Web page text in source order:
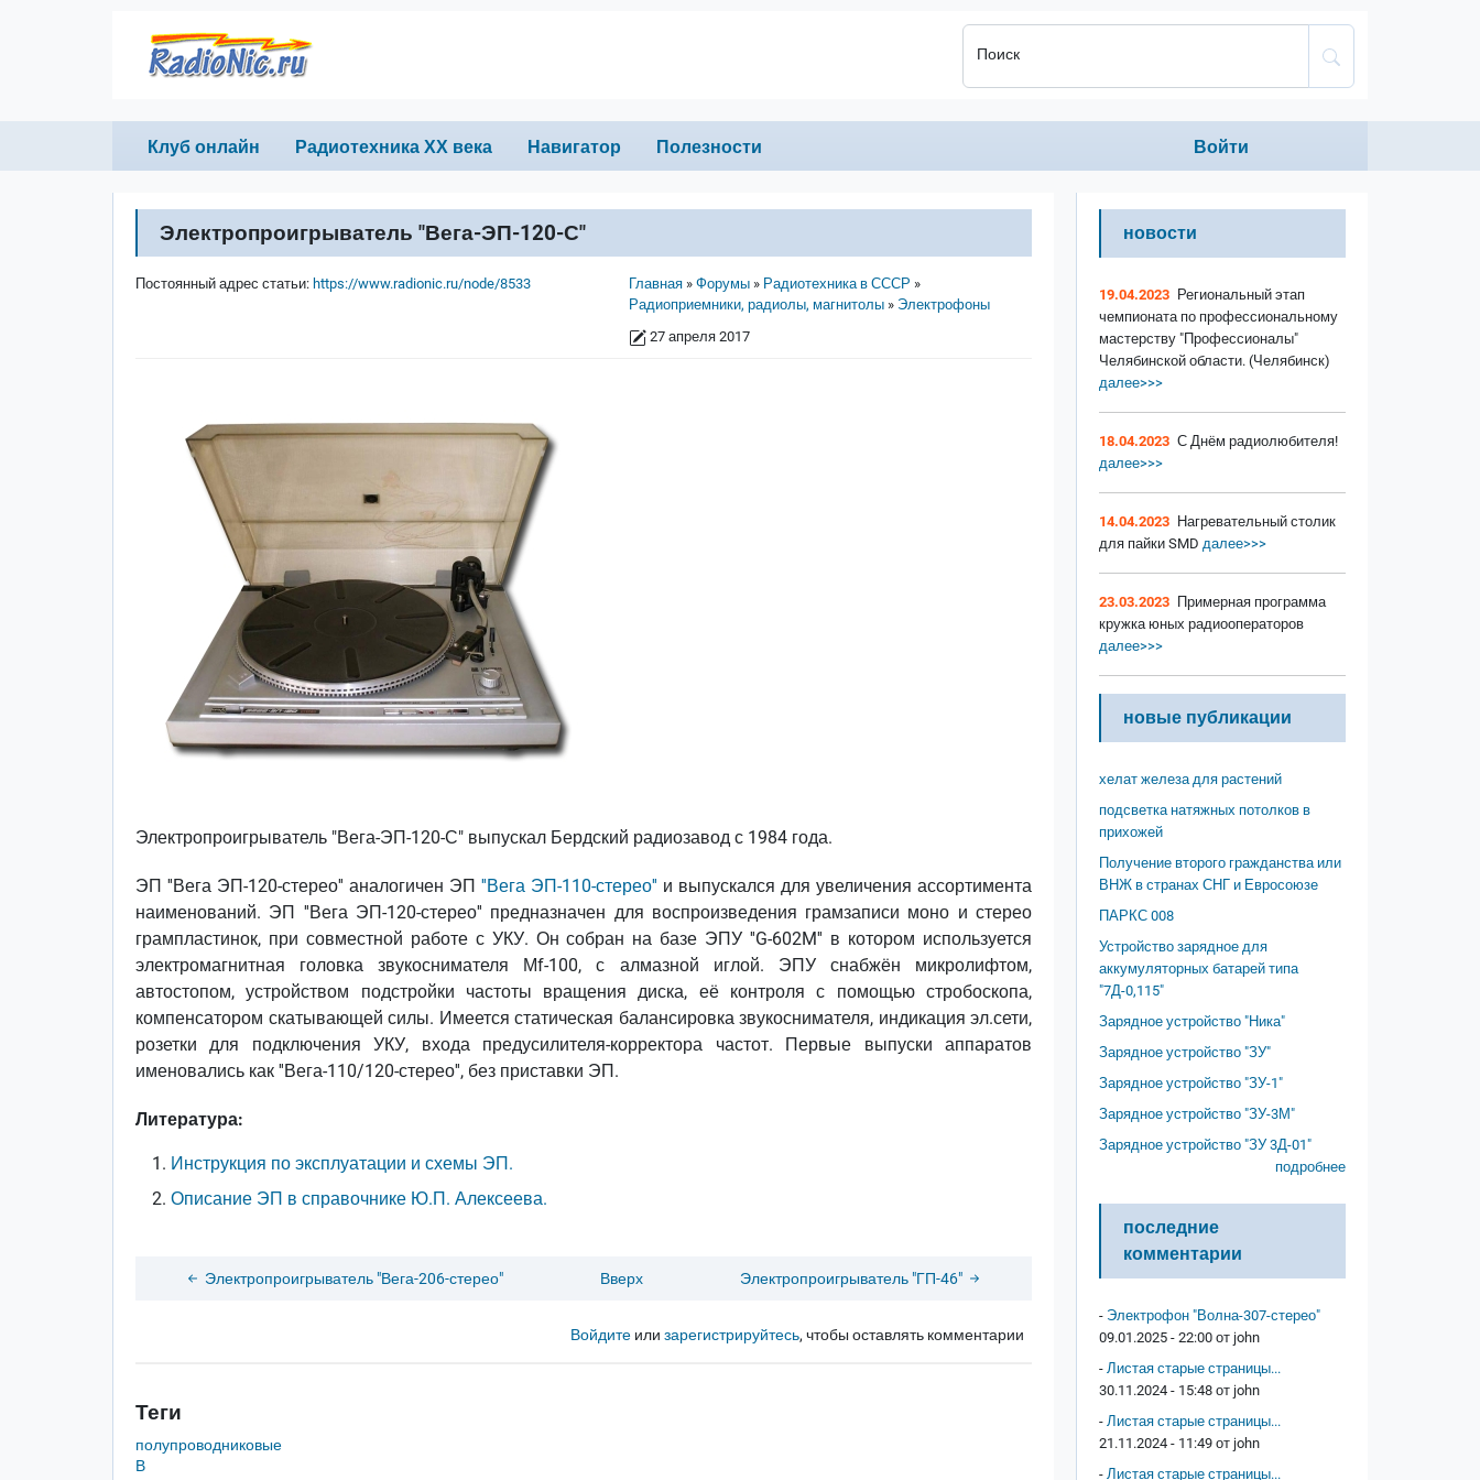
Поиск
Primary links
Клуб онлайн Радиотехника ХХ века Навигатор Полезности
Anonumous menu
Войти
Электропроигрыватель "Вега-ЭП-120-С"
Строка навигации
Главная Форумы
Радиотехника в СССР
Радиоприемники, радиолы, магнитолы
Электрофоны
27 апреля 2017
Постоянный адрес статьи: https://www.radionic.ru/node/8533
Электропроигрыватель "Вега-ЭП-120-С" выпускал Бердский радиозавод с 1984 года.
ЭП ''Вега ЭП-120-стерео'' аналогичен ЭП ''Вега ЭП-110-стерео'' и выпускался для увеличения ассортимента
наименований. ЭП ''Вега ЭП-120-стерео'' предназначен для воспроизведения грамзаписи моно и стерео
грампластинок, при совместной работе с УКУ. Он собран на базе ЭПУ ''G-602M'' в котором используется
электромагнитная головка звукоснимателя Мf-100, с алмазной иглой. ЭПУ снабжён микролифтом,
автостопом, устройством подстройки частоты вращения диска, её контроля с помощью стробоскопа,
компенсатором скатывающей силы. Имеется статическая балансировка звукоснимателя, индикация эл.сети,
розетки для подключения УКУ, входа предусилителя-корректора частот. Первые выпуски аппаратов
именовались как ''Вега-110/120-стерео'', без приставки ЭП.
Литература:
Инструкция по эксплуатации и схемы ЭП.
Описание ЭП в справочнике Ю.П. Алексеева.
Электропроигрыватель "Вега-206-стерео" Вверх Электропроигрыватель "ГП-46"
Войдитеили зарегистрируйтесь, чтобы оставлять комментарии
Теги
полупроводниковые
В
новости
19.04.2023 Региональный этап
чемпионата по профессиональному
мастерству "Профессионалы"
Челябинской области. (Челябинск)
далее>>>
18.04.2023 С Днём радиолюбителя!
далее>>>
14.04.2023 Нагревательный столик
для пайки SMD далее>>>
23.03.2023 Примерная программа
кружка юных радиооператоров
далее>>>
новые публикации
хелат железа для растений
подсветка натяжных потолков в
прихожей
Получение второго гражданства или
ВНЖ в странах СНГ и Евросоюзе
ПАРКС 008
Устройство зарядное для
аккумуляторных батарей типа
"7Д-0,115"
Зарядное устройство "Ника"
Зарядное устройство "ЗУ"
Зарядное устройство "ЗУ-1"
Зарядное устройство "ЗУ-3М"
Зарядное устройство "ЗУ 3Д-01"
подробнее
последние
комментарии
- Электрофон "Волна-307-стерео"
09.01.2025 - 22:00 от john
- Листая старые страницы...
30.11.2024 - 15:48 от john
- Листая старые страницы...
21.11.2024 - 11:49 от john
- Листая старые страницы...